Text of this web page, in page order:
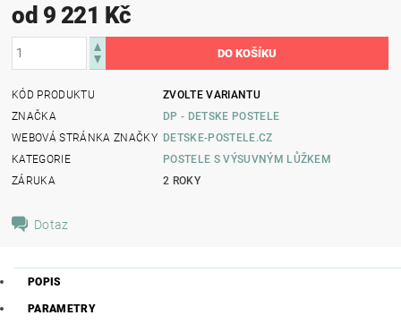
od 9 221 Kč
KÓD PRODUKTU
ZVOLTE VARIANTU
ZNAČKA
DP - DETSKE POSTELE
WEBOVÁ STRÁNKA ZNAČKY DETSKE-POSTELE.CZ
KATEGORIE
POSTELE S VÝSUVNÝM LŮŽKEM
ZÁRUKA
2 ROKY
Dotaz
POPIS
PARAMETRY